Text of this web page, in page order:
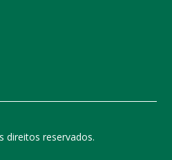
direitos reservados.